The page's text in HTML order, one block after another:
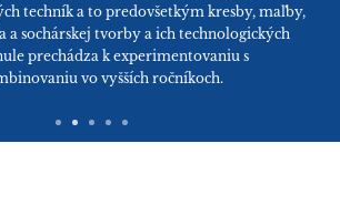
techník a to predovšetkým kresby, maľby,
a sochárskej tvorby a ich technologických
prechádza k experimentovaniu s
vo vyšších ročníkoch.